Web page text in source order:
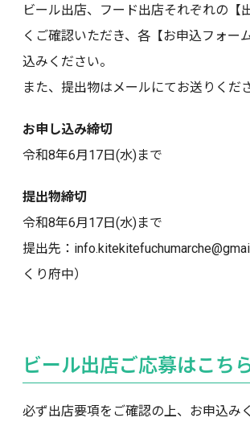
ビール出店、フード出店それぞれの【
くご確認いただき、各【お申込フォー
込みください。
また、提出物はメールにてお送りくださ
お申し込み締切
令和8年6月17日(水)まで
提出物締切
令和8年6月17日(水)まで
提出先：
くり府中）
ビール出店ご応募はこち
必ず出店要項をご確認の上、お申込み